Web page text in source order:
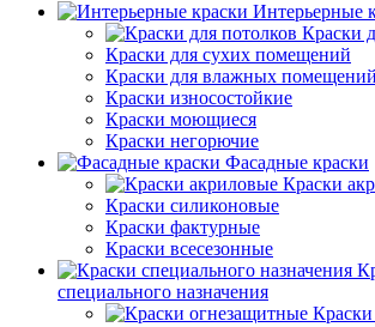
Интерьерные
Краски
Краски для сухих помещений
Краски для влажных помещений
Краски износостойкие
Краски моющиеся
Краски негорючие
Фасадные краски
Краски
Краски силиконовые
Краски фактурные
Краски всесезонные
специального назначения